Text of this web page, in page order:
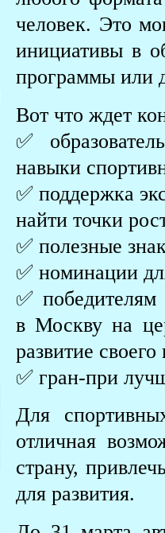
человек. Это
инициативы в
программы или
Вот что ждет
✅
навыки
✅ поддержка
найти точки
✅ полезные
✅ номинации
✅
в Москву на
развитие своего
✅ гран-при
Для
отличная
страну,
для развития.